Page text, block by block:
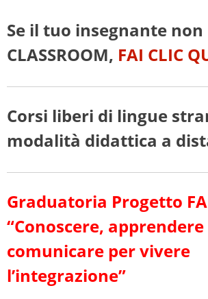
Se il tuo insegnante non
CLASSROOM, FAI CLIC
Corsi liberi di lingue
modalità didattica a
Graduatoria Progetto
“Conoscere, apprendere
comunicare per vivere
l’integrazione”